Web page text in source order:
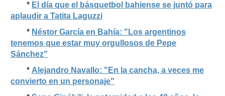
* El día que el básquetbol bahiense se juntó para
aplaudir a Tatita Laguzzi
* Néstor García en Bahía: "Los argentinos
tenemos que estar muy orgullosos de Pepe
Sánchez"
* Alejandro Navallo: "En la cancha, a veces me
convierto en un personaje"